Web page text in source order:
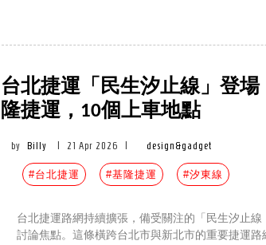
台北捷運「民生汐止線」登
隆捷運，10個上車地點
by Billy 21 Apr 2026 design&gadget
#台北捷運 #基隆捷運 #汐東線
台北捷運路網持續擴張，備受關注的「民生汐止
討論焦點。這條橫跨台北市與新北市的重要捷運